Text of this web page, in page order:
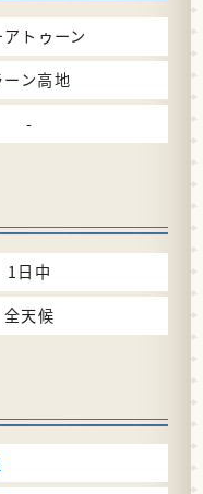
アトゥーン
ーン高地
-
1日中
全天候